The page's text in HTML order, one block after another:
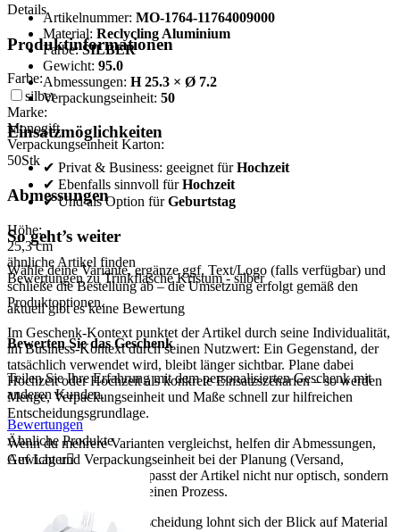
Artikelnummer: MO-1764-11764009000
Material: Reclycling Aluminium
Farbe:SILBER
Gewicht: 95.0
Abmessungen: H 25.3 × Ø 7.2
Verpackungseinheit: 50
Einsatzmöglichkeiten
✔ Privat & Business: geeignet fürHochzeit
✔ Ebenfalls sinnvoll fürHochzeit
✔ Und als Option fürGeburtstag
So geht’s weiter
Wähle deine Variante, ergänze ggf. Text/Logo (falls verfügbar) und
schließe die Bestellung ab – die Umsetzung erfolgt gemäß den
Produktoptionen.
Im Geschenk-Kontext punktet der Artikel durch seine Individualität,
im Business-Kontext durch seinen Nutzwert: Ein Gegenstand, der
tatsächlich verwendet wird, bleibt länger sichtbar. Plane dabei
Hochzeit oder Hochzeit als konkrete Einsatzszenarien – so werden
Menge, Verpackungseinheit und Maße schnell zur hilfreichen
Entscheidungsgrundlage.
Wenn du mehrere Varianten vergleichst, helfen dir Abmessungen,
Gewicht und Verpackungseinheit bei der Planung (Versand,
Lagerung, Ausgabe). So passt der Artikel nicht nur optisch, sondern
auch organisatorisch in deinen Prozess.
Für eine sichere Kaufentscheidung lohnt sich der Blick auf Material
Details
Produktinformationen
Farbe:
silber
Marke:
Monogift
Verpackungseinheit Karton:
50Stk
Abmessungen
Höhe:
25,3cm
ähnliche Artikel finden
Bewertungen zu Trinkflasche Kristum - silber
aktuell gibt es keine Bewertung
Bewerten Sie das Geschenk
Teilen Sie Ihre Erfahrung mit dem personalisierten Geschenk mit
anderen Kunden.
Bewertungen
Ähnliche Produkte
Auf Lager